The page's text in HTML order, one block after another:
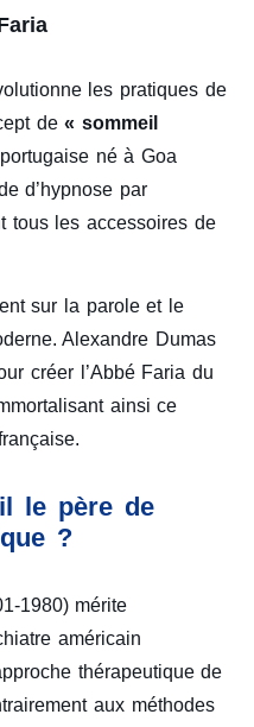
les pratiques de
de« sommeil
né à Goa
d’hypnose par
tous les accessoires de
sur la parole et le
Alexandre Dumas
créer l’Abbé Faria du
ainsi ce
le père de
?
1980) mérite
américain
thérapeutique de
aux méthodes